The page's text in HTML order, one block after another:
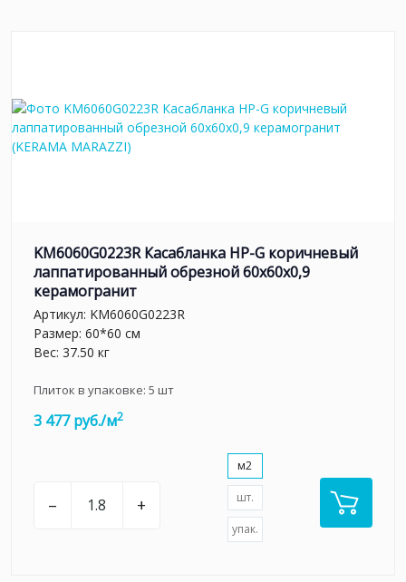
KM6060G0223R Касабланка HP-G коричневый
лаппатированный обрезной 60x60x0,9
керамогранит
Артикул: KM6060G0223R
Размер: 60*60 см
Вес: 37.50 кг
Плиток в упаковке: 5 шт
3 477 руб./м2
– +
м2
шт.
упак.